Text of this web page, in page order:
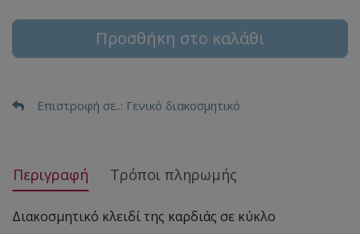
Προσθήκη στο καλάθι
Επιστροφή σε..: Γενικό διακοσμητικό
Περιγραφή Τρόποι πληρωμής
Διακοσμητικό κλειδί της καρδιάς σε κύκλο